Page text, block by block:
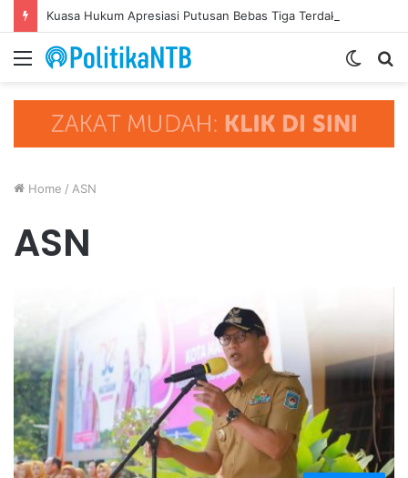
Menu
Switch
Home / ASN
ASN